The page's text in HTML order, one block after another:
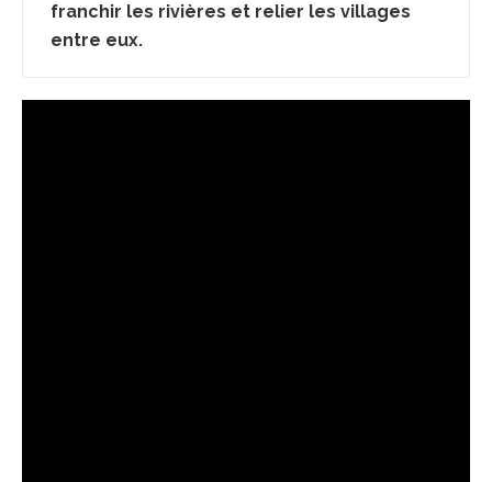
franchir les rivières et relier les villages
entre eux.